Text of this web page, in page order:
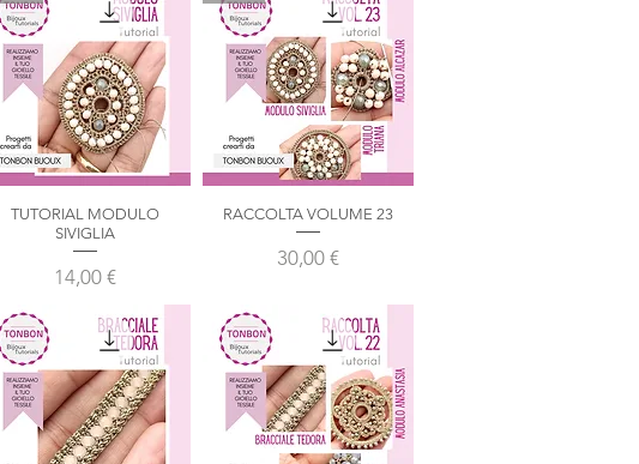
Vista rapida
TUTORIAL MODULO
SIVIGLIA
Prezzo
14,00 €
Vista rapida
RACCOLTA VOLUME 23
Prezzo
30,00 €